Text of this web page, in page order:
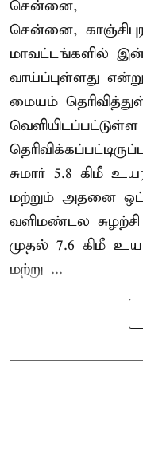
சென்னை,
சென்னை,
மாவட்டங்களில்
வாய்ப்புள்ளது
மையம்
சுமார் 5.8 கிமீ
மற்றும் அதனை
வளிமண்டல சுழற்சி
முதல் 7.6 கிமீ
மற்று ...